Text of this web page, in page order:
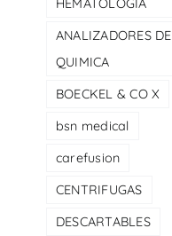
HEMATOLOGIA
ANALIZADORES DE
QUIMICA
BOECKEL & CO X
bsn medical
carefusion
CENTRIFUGAS
DESCARTABLES